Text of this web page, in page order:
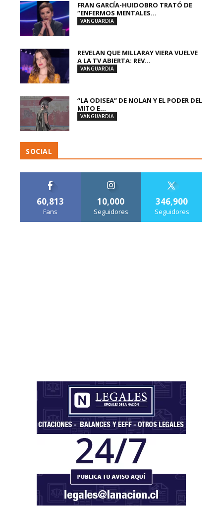
FRAN GARCÍA-HUIDOBRO TRATÓ DE
“ENFERMOS MENTALES...
VANGUARDIA
REVELAN QUE MILLARAY VIERA VUELVE
A LA TV ABIERTA: REV...
VANGUARDIA
“LA ODISEA” DE NOLAN Y EL PODER DEL
MITO E...
VANGUARDIA
SOCIAL
60,813
Fans
10,000
Seguidores
346,900
Seguidores